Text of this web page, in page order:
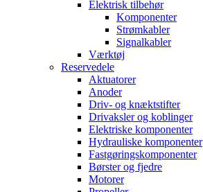
Elektrisk tilbehør
Komponenter
Strømkabler
Signalkabler
Værktøj
Reservedele
Aktuatorer
Anoder
Driv- og knæktstifter
Drivaksler og koblinger
Elektriske komponenter
Hydrauliske komponenter
Fastgøringskomponenter
Børster og fjedre
Motorer